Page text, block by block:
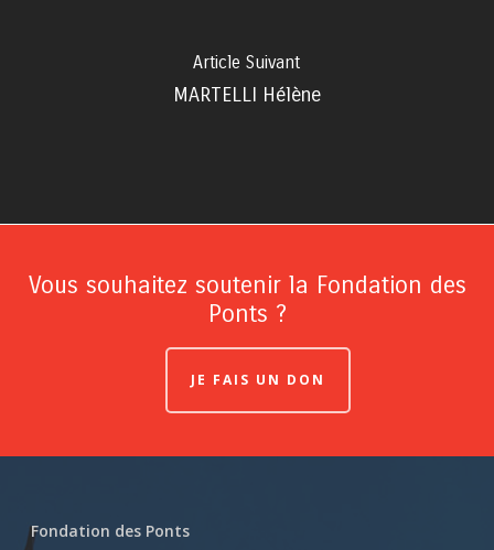
Article Suivant
MARTELLI Hélène
Vous souhaitez soutenir la Fondation des
Ponts ?
JE FAIS UN DON
Fondation des Ponts